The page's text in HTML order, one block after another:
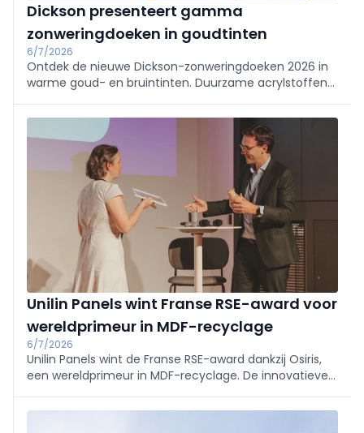
Dickson presenteert gamma
zonweringdoeken in goudtinten
6/7/2026
Ontdek de nieuwe Dickson-zonweringdoeken 2026 in
warme goud- en bruintinten. Duurzame acrylstoffen
kleurvastheid voor stijlvolle zonwering op elk terras,
balkon of patio.
Unilin Panels wint Franse RSE-award voor
wereldprimeur in MDF-recyclage
6/7/2026
Unilin Panels wint de Franse RSE-award dankzij Osiris,
een wereldprimeur in MDF-recyclage. De innovatieve
verlaagt de CO₂-uitstoot en zet een nieuwe